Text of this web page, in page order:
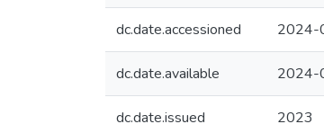
dc.date.accessioned 2024-
dc.date.available 2024-
dc.date.issued 2023